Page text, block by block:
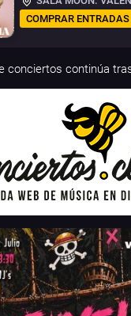
COMPRAR ENTRADAS
conciertos continúa